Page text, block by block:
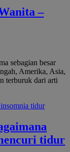
–
sebagian besar
Amerika, Asia,
terburuk dari arti
tidur